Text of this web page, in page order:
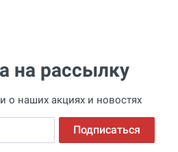
на рассылку
о наших акциях и новостях
Подписаться